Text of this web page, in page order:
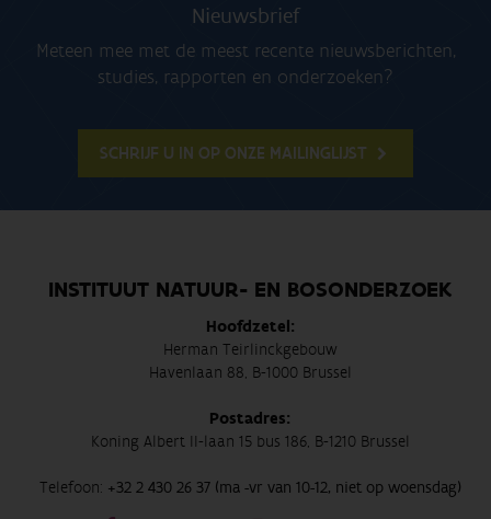
Nieuwsbrief
Meteen mee met de meest recente nieuwsberichten,
studies, rapporten en onderzoeken?
SCHRIJF U IN OP ONZE MAILINGLIJST
INSTITUUT NATUUR- EN BOSONDERZOEK
Hoofdzetel:
Herman Teirlinckgebouw
Havenlaan 88, B-1000 Brussel
Postadres:
Koning Albert II-laan 15 bus 186, B-1210 Brussel
Telefoon: +32 2 430 26 37 (ma -vr van 10-12, niet op woensdag)